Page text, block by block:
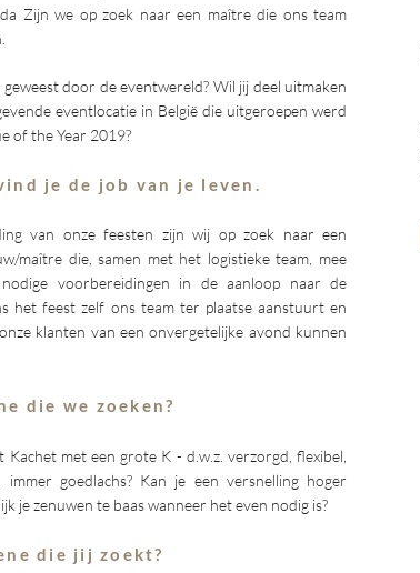
Zijn we op zoek naar een maître die ons team
door de eventwereld? Wil jij deel uitmaken
eventlocatie in België die uitgeroepen werd
of the Year 2019?
je de job van je leven ​.
van onze feesten zijn wij op zoek naar een
maître die, samen met het logistieke team, mee
voorbereidingen in de aanloop naar de
het feest zelf ons team ter plaatse aanstuurt en
klanten van een onvergetelijke avond kunnen
die we zoeken?
Kachet met een grote K - d.w.z. verzorgd, flexibel,
immer goedlachs? Kan je een versnelling hoger
je zenuwen te baas wanneer het even nodig is?
die jij zoekt?